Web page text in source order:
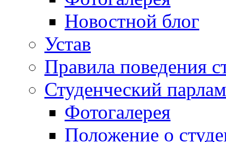
Новостной блог
Устав
Правила поведения
Студенческий
Фотогалерея
Положение о